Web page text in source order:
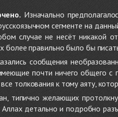
Изначально
сегменте на
случае не несёт никакой
правильно было бы
сообщения
почти ничего
толкования к тому аяту,
типично желающих
детально и подробно